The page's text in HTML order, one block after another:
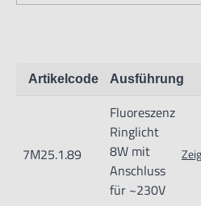
Informationen zur
Nur für technisch versierte und
Anwender sowie Handwerker
Artikelcode Ausführung
7M25.1.89
Fluoreszenz
Ringlicht
8W mit
Anschluss
für ~230V